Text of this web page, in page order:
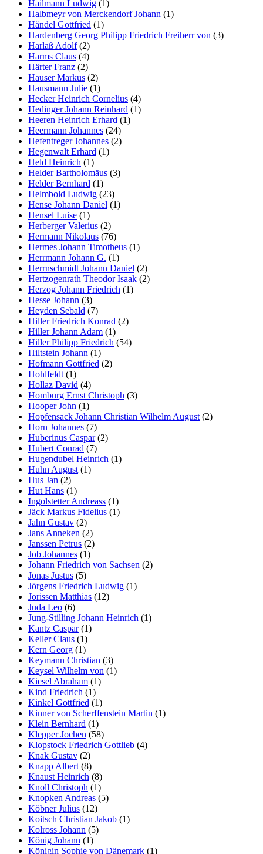
Hailmann Ludwig (1)
Halbmeyr von Merckendorf Johann (1)
Händel Gottfried (1)
Hardenberg Georg Philipp Friedrich Freiherr von (3)
Harlaß Adolf(2)
Harms Claus (4)
Härter Franz (2)
Hauser Markus (2)
Hausmann Julie (1)
Hecker Heinrich Cornelius (4)
Hedinger Johann Reinhard (1)
Heeren Heinrich Erhard (1)
Heermann Johannes (24)
Hefentreger Johannes (2)
Hegenwalt Erhard (1)
Held Heinrich (1)
Helder Bartholomäus (3)
Helder Bernhard (1)
Helmbold Ludwig (23)
Hense Johann Daniel (1)
Hensel Luise (1)
Herberger Valerius (2)
Hermann Nikolaus (76)
Hermes Johann Timotheus (1)
Herrmann Johann G. (1)
Herrnschmidt Johann Daniel (2)
Hertzogenrath Theodor Isaak (2)
Herzog Johann Friedrich (1)
Hesse Johann (3)
Heyden Sebald (7)
Hiller Friedrich Konrad (2)
Hiller Johann Adam (1)
Hiller Philipp Friedrich (54)
Hiltstein Johann (1)
Hofmann Gottfried (2)
Hohlfeldt (1)
Hollaz David (4)
Homburg Ernst Christoph (3)
Hooper John (1)
Hopfensack Johann Christian Wilhelm August (2)
Horn Johannes (7)
Huberinus Caspar(2)
Hubert Conrad (7)
Hugendubel Heinrich (1)
Huhn August (1)
Hus Jan (2)
Hut Hans (1)
Ingolstetter Andreass (1)
Jäck Markus Fidelius (1)
Jahn Gustav (2)
Jans Anneken (2)
Janssen Petrus (2)
Job Johannes (1)
Johann Friedrich von Sachsen (2)
Jonas Justus (5)
Jörgens Friedrich Ludwig (1)
Jorissen Matthias (12)
Juda Leo (6)
Jung-Stilling Johann Heinrich (1)
Kantz Caspar(1)
Keller Claus (1)
Kern Georg (1)
Keymann Christian (3)
Keysel Wilhelm von (1)
Kiesel Abraham (1)
Kind Friedrich (1)
Kinkel Gottfried (1)
Kinner von Scherffenstein Martin (1)
Klein Bernhard (1)
Klepper Jochen (58)
Klopstock Friedrich Gottlieb (4)
Knak Gustav (2)
Knapp Albert (8)
Knaust Heinrich (8)
Knoll Christoph (1)
Knopken Andreas (5)
Köbner Julius (12)
Koitsch Christian Jakob (1)
Kolross Johann (5)
König Johann (1)
Königin Sophie von Dänemark (1)